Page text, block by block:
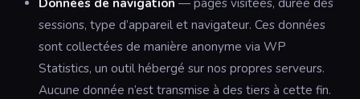
Données de navigation — pages visitées, durée des
sessions, type d’appareil et navigateur. Ces données
sont collectées de manière anonyme via WP
Statistics, un outil hébergé sur nos propres serveurs.
Aucune donnée n’est transmise à des tiers à cette fin.